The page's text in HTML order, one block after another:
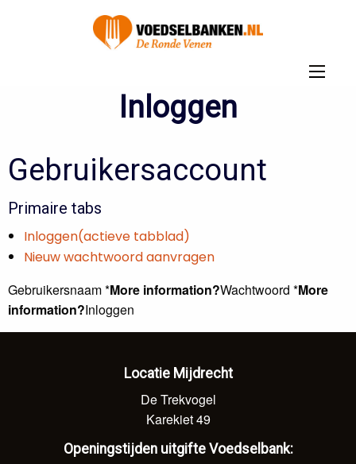
Inloggen
Gebruikersaccount
Primaire tabs
Inloggen(actieve tabblad)
Nieuw wachtwoord aanvragen
Gebruikersnaam *More information?Wachtwoord *More
information?Inloggen
Locatie Mijdrecht
De Trekvogel
Karekiet 49
Openingstijden uitgifte Voedselbank: